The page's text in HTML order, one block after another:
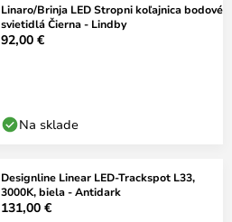
Linaro/Brinja LED Stropni koľajnica bodové
svietidlá Čierna - Lindby
92,00 €
Na sklade
Designline Linear LED-Trackspot L33,
3000K, biela - Antidark
131,00 €